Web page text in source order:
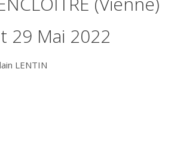
29 Mai 2022
LENTIN